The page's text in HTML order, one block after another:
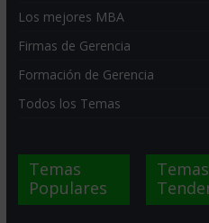
Los mejores MBA
Firmas de Gerencia
Formación de Gerencia
Todos los Temas
Temas
Populares
Temas